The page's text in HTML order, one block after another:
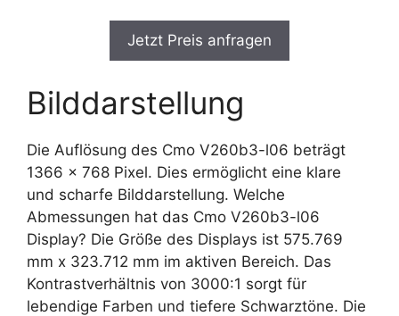
Jetzt Preis anfragen
Bilddarstellung
Die Auflösung des Cmo V260b3-l06 beträgt
1366 x 768 Pixel. Dies ermöglicht eine klare
und scharfe Bilddarstellung. Welche
Abmessungen hat das Cmo V260b3-l06
Display? Die Größe des Displays ist 575.769
mm x 323.712 mm im aktiven Bereich. Das
Kontrastverhältnis von 3000:1 sorgt für
lebendige Farben und tiefere Schwarztöne. Die